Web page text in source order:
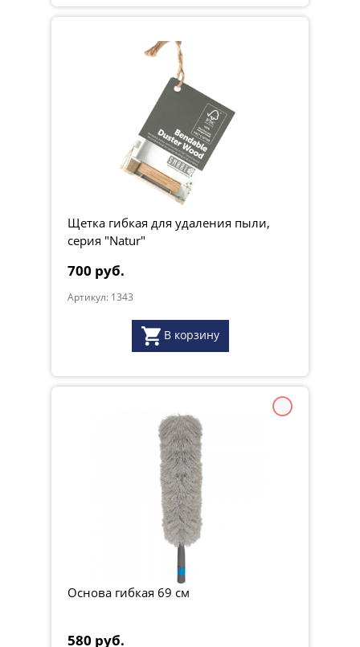
Щетка гибкая для удаления пыли,
серия "Natur"
700 руб.
Артикул: 1343
В корзину
Основа гибкая 69 см
580 руб.